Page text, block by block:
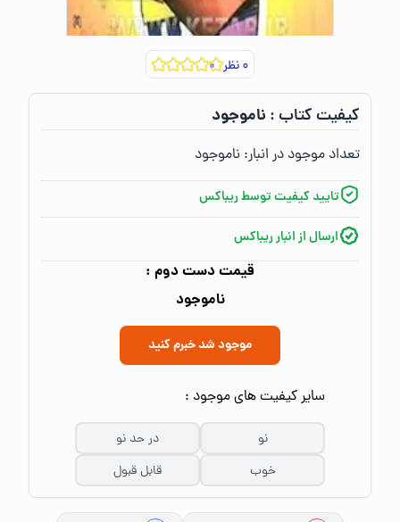
۰نظر
کیفیت کتاب :‌ ناموجود
تعداد موجود در انبار:‌ ناموجود
تایید کیفیت توسط ریباکس
ارسال از انبار ریباکس
قیمت دست دوم :
ناموجود
موجود شد خبرم کنید
سایر کیفیت های موجود :
نو
در حد نو
خوب
قابل قبول